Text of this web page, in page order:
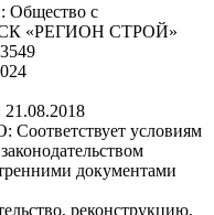
Общество с
ПСК «РЕГИОН СТРОЙ»
3549
21.08.2018
Соответствует условиям
документами
реконструкцию,